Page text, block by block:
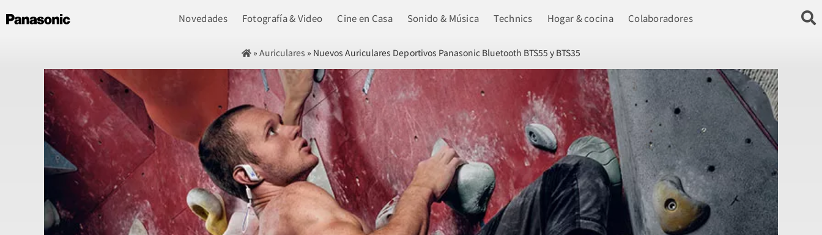
Novedades Fotografía & Video Cine en Casa Sonido & Música Technics Hogar & cocina Colaboradores
» Auriculares » Nuevos Auriculares Deportivos Panasonic Bluetooth BTS55 y BTS35